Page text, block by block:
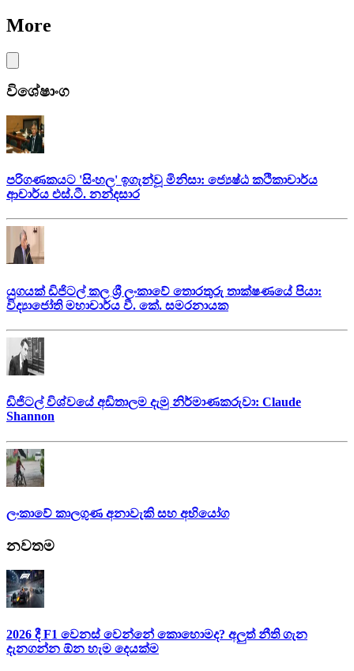
More
විශේෂාංග
පරිගණකයට 'සිංහල' ඉගැන්වූ මිනිසා: ජ්‍යෙෂ්ඨ කථිකාචාර්ය
ආචාර්ය එස්.ටී. නන්දසාර
යුගයක් ඩිජිටල් කල ශ්‍රී ලංකාවේ තොරතුරු තාක්ෂණයේ පියා:
විද්‍යාජෝති මහාචාර්ය වී. කේ. සමරනායක
ඩිජිටල් විශ්වයේ අඩිතාලම දැමු නිර්මාණකරුවා: Claude
Shannon
ලංකාවේ කාලගුණ අනාවැකි සහ අභියෝග
නවතම
2026 දී F1 වෙනස් වෙන්නේ කොහොමද? අලුත් නීති ගැන
දැනගන්න ඕන හැම දෙයක්ම